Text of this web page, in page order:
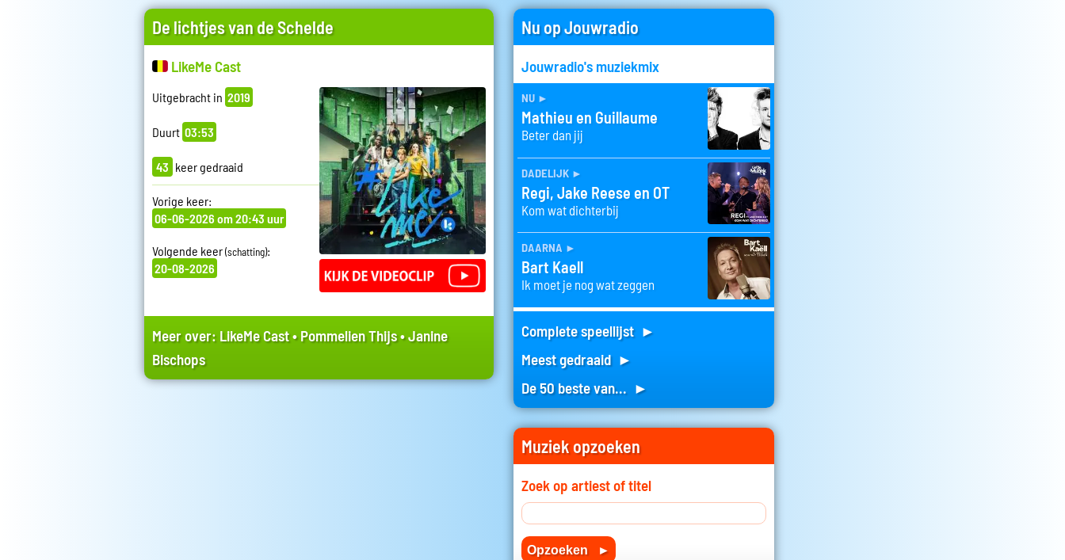
De lichtjes van de Schelde
LikeMe Cast
Uitgebracht in 2019
Duurt 03:53
43 keer gedraaid
Vorige keer:
06-06-2026 om 20:43 uur
Volgende keer(schatting):
20-08-2026
Meer over: LikeMe Cast•Pommelien Thijs•Janine
Bischops
Nu op Jouwradio
Jouwradio's muziekmix
nu ►
Mathieu en Guillaume
Beter dan jij
dadelijk ►
Regi, Jake Reese en OT
Kom wat dichterbij
daarna ►
Bart Kaell
Ik moet je nog wat zeggen
Complete speellijst ►
Meest gedraaid ►
De 50 beste van... ►
Muziek opzoeken
Zoek op artiest of titel